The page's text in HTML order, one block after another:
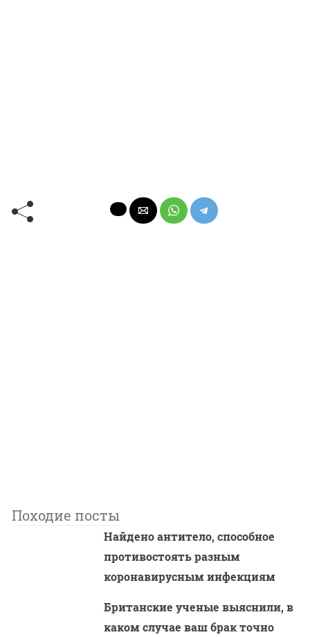
Походие посты
Найдено антитело, способное
противостоять разным
коронавирусным инфекциям
Британские ученые выяснили, в
каком случае ваш брак точно